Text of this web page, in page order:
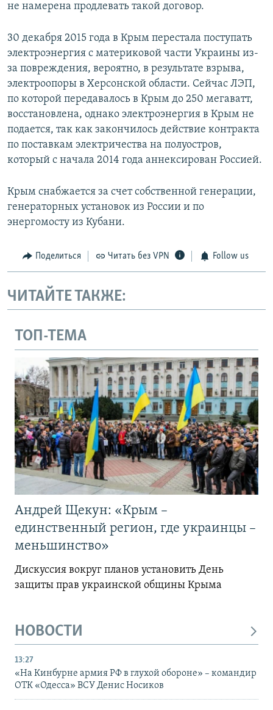
не намерена продлевать такой договор.
30 декабря 2015 года в Крым перестала поступать
электроэнергия с материковой части Украины из-
за повреждения, вероятно, в результате взрыва,
электроопоры в Херсонской области. Сейчас ЛЭП,
по которой передавалось в Крым до 250 мегаватт,
восстановлена, однако электроэнергия в Крым не
подается, так как закончилось действие контракта
по поставкам электричества на полуостров,
который с начала 2014 года аннексирован Россией.
Крым снабжается за счет собственной генерации,
генераторных установок из России и по
энергомосту из Кубани.
Поделиться Читать без VPN Follow us
ЧИТАЙТЕ ТАКЖЕ:
ТОП-ТЕМА
Андрей Щекун: «Крым –
единственный регион, где украинцы –
меньшинство»
Дискуссия вокруг планов установить День
защиты прав украинской общины Крыма
НОВОСТИ
13:27
«На Кинбурне армия РФ в глухой обороне» – командир
ОТК «Одесса» ВСУ Денис Носиков